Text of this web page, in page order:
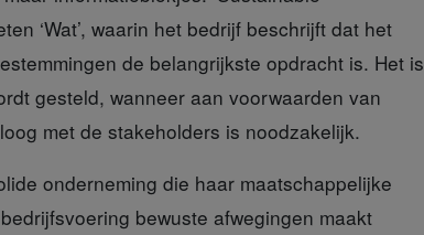
‘Wat’, waarin het bedrijf beschrijft dat het
de belangrijkste opdracht is. Het is
gesteld, wanneer aan voorwaarden van
met de stakeholders is noodzakelijk.
onderneming die haar maatschappelijke
bewuste afwegingen maakt